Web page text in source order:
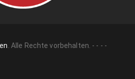
. Alle Rechte vorbehalten. - - - -